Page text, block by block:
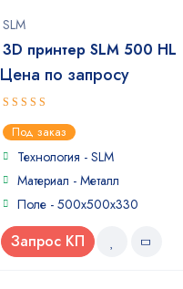
SLM
3D принтер SLM 500 HL
Цена по запросу
4out of
5Под заказ
Технология - SLM
Материал - Металл
Поле - 500x500x330
Запрос КП